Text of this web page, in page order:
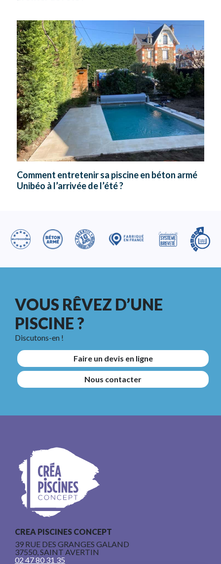
Comment entretenir sa piscine en béton armé
Unibéo à l’arrivée de l’été ?
VOUS RÊVEZ D’UNE
PISCINE ?
Discutons-en !
Faire un devis en ligne
Nous contacter
CREA PISCINES CONCEPT
39 RUE DES GRANGES GALAND
37550, SAINT AVERTIN
02 47 80 31 35